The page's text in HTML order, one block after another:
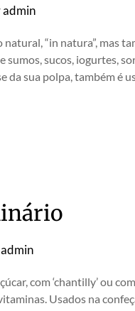
admin
“in natura”, mas
sucos, iogurtes,
da sua polpa, também é
admin
com ‘chantilly’ ou
Usados na